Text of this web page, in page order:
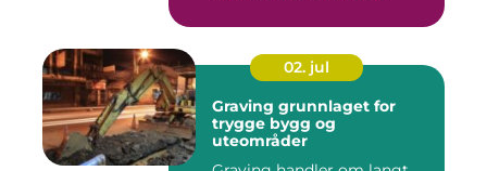
02. jul
Graving grunnlaget for
trygge bygg og
uteområder